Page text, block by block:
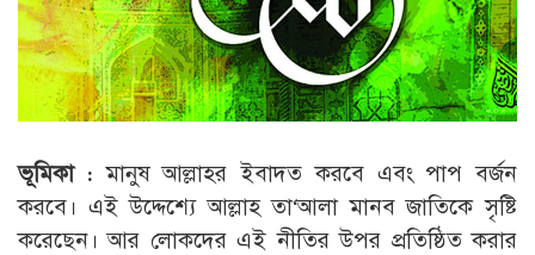
ভূমিকা :মানুষ আল্লাহর ইবাদত করবে এবং পাপ বর্জন
করবে। এই উদ্দেশ্যে আল্লাহ তা‘আলা মানব জাতিকে সৃষ্টি
করেছেন। আর লোকদের এই নীতির উপর প্রতিষ্ঠিত করার